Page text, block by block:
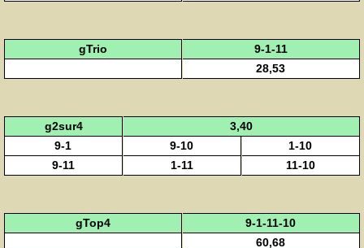
gTrio
9-1-11
28,53
g2sur4
3,40
9-1
9-10
1-10
9-11
1-11 11-10
gTop4
9-1-11-10
60,68